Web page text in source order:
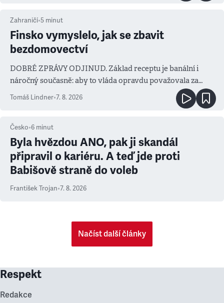
Zahraničí•5 minut
Finsko vymyslelo, jak se zbavit
bezdomovectví
DOBRÉ ZPRÁVY ODJINUD. Základ receptu je banální i
náročný současně: aby to vláda opravdu považovala za
Tomáš Lindner•7. 8. 2026
Česko•6 minut
Byla hvězdou ANO, pak ji skandál
připravil o kariéru. A teď jde proti
Babišově straně do voleb
František Trojan•7. 8. 2026
Načíst další články
Respekt
Redakce